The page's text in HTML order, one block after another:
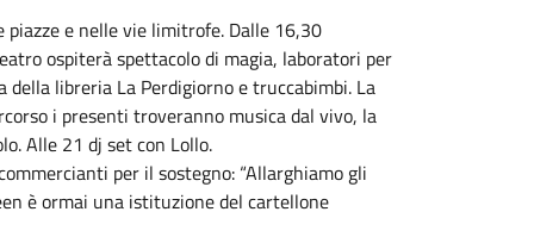
e nelle vie limitrofe. Dalle 16,30
ospiterà spettacolo di magia, laboratori per
libreria La Perdigiorno e truccabimbi. La
i presenti troveranno musica dal vivo, la
Alle 21 dj set con Lollo.
per il sostegno: “Allarghiamo gli
è ormai una istituzione del cartellone